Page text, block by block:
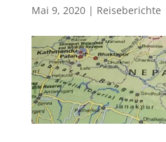
Mai 9, 2020| Reiseberichte